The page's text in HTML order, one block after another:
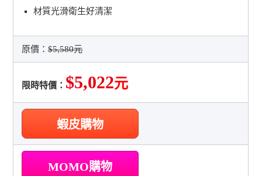
材質光滑衛生好清潔
原價：$5,580元
限時特價： $5,022元
蝦皮購物
MOMO購物